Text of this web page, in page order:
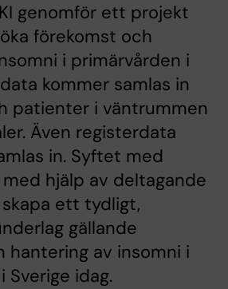
genomför ett projekt
förekomst och
i primärvården i
kommer samlas in
patienter i väntrummen
Även registerdata
in. Syftet med
hjälp av deltagande
ett tydligt,
gällande
hantering av insomni i
Sverige idag.